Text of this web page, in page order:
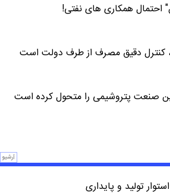
احتمال همکاری های نفتی!
کنترل دقیق مصرف از طرف دولت است
صنعت پتروشیمی را متحول کرده است
آرشیو
تولید و پایداری